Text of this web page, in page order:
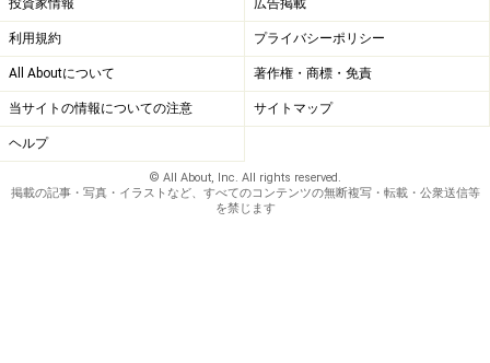
私たちが援助しています。ただ現金で渡すと彼女のプラ
イドが傷つくので、食材を冷蔵庫に詰めてきたり生活用
品を買っておいてきたりしているんです」
それにしても……あんなに多くの高齢者が始発電車で仕事
に行くと分かってある種の衝撃を受けたとミユキさんは
言う。
投資家情報 広告掲載
利用規約 プライバシーポリシー
All Aboutについて 著作権・商標・免責
当サイトの情報についての注意 サイトマップ
ヘルプ
© All About, Inc. All rights reserved.
掲載の記事・写真・イラストなど、すべてのコンテンツの無断複写・転載・公衆送信等
を禁じます